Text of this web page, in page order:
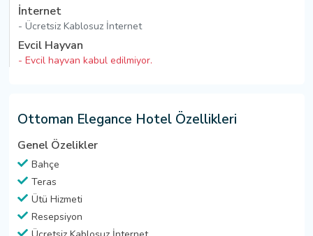
İnternet
- Ücretsiz Kablosuz İnternet
Evcil Hayvan
- Evcil hayvan kabul edilmiyor.
Ottoman Elegance Hotel Özellikleri
Genel Özelikler
Bahçe
Teras
Ütü Hizmeti
Resepsiyon